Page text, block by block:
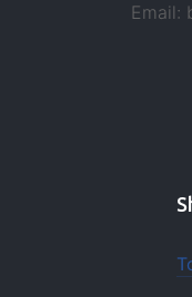
Email: